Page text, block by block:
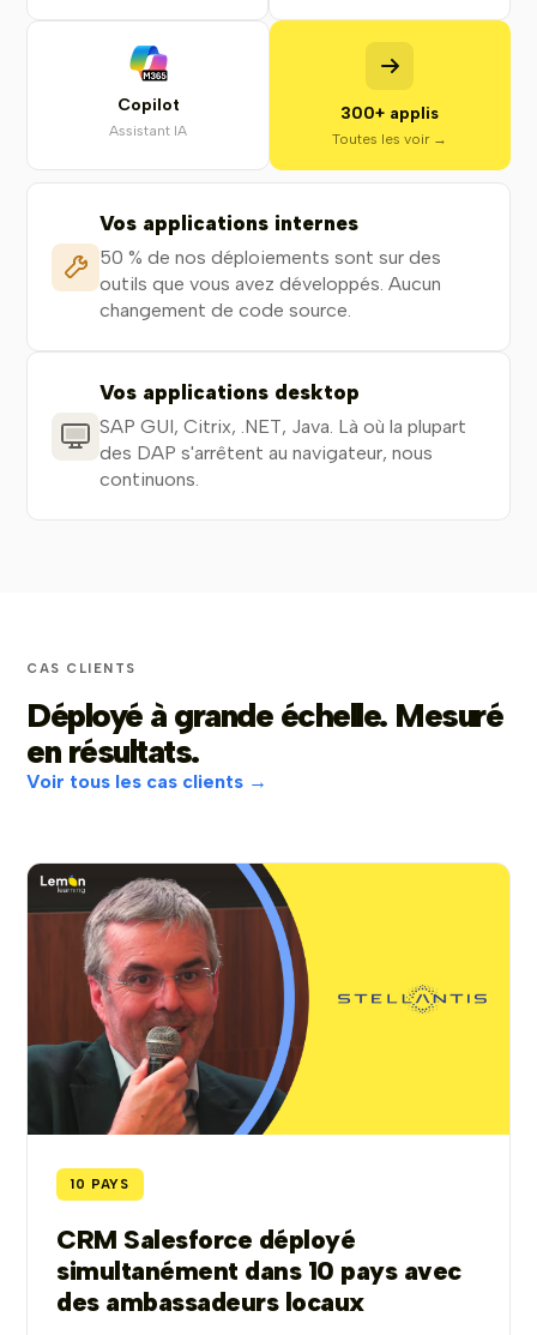
Copilot
Assistant IA
300+ applis
Toutes les voir →
Vos applications internes
50 % de nos déploiements sont sur des
outils que vous avez développés. Aucun
changement de code source.
Vos applications desktop
SAP GUI, Citrix, .NET, Java. Là où la plupart
des DAP s'arrêtent au navigateur, nous
continuons.
CAS CLIENTS
Déployé à grande échelle. Mesuré
en résultats.
Voir tous les cas clients →
10 PAYS
CRM Salesforce déployé
simultanément dans 10 pays avec
des ambassadeurs locaux